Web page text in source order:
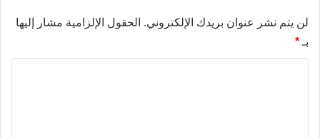
لن يتم نشر عنوان بريدك الإلكتروني. الحقول الإلزامية مشار إليها
بـ *